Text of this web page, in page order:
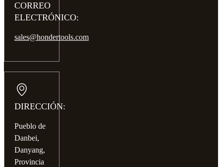
CORREO
ELECTRÓNICO:
sales@hondertools.com
DIRECCIÓN:
Pueblo de
Danbei,
Danyang,
Provincia